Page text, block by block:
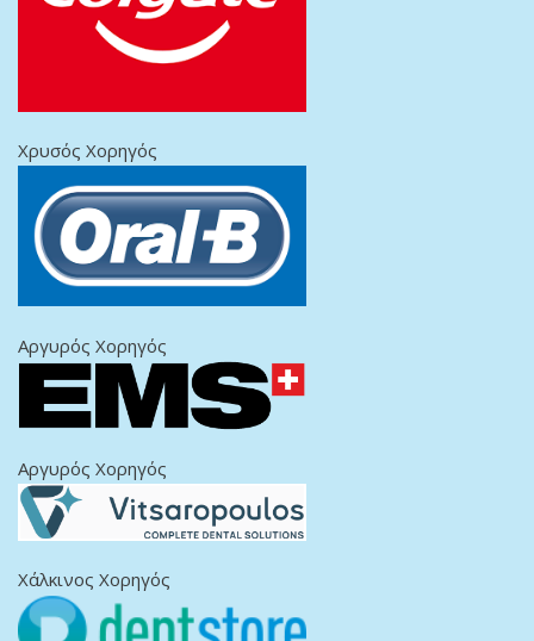
Χρυσός Χορηγός
Αργυρός Χορηγός
Αργυρός Χορηγός
Χάλκινος Χορηγός